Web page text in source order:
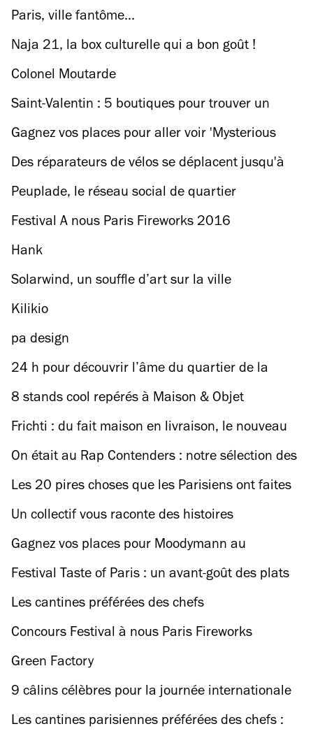
Paris, ville fantôme...
Naja 21, la box culturelle qui a bon goût !
Colonel Moutarde
Saint-Valentin : 5 boutiques pour trouver un
bijou
Gagnez vos places pour aller voir 'Mysterious
Object At Noon' !
Des réparateurs de vélos se déplacent jusqu'à
vous !
Peuplade, le réseau social de quartier
Festival A nous Paris Fireworks 2016
Hank
Solarwind, un souffle d’art sur la ville
Kilikio
pa design
24 h pour découvrir l’âme du quartier de la
Butte-aux-Cailles
8 stands cool repérés à Maison & Objet
Frichti : du fait maison en livraison, le nouveau
service à découvrir
On était au Rap Contenders : notre sélection des
meilleures punchlines
Les 20 pires choses que les Parisiens ont faites
bourrés
Un collectif vous raconte des histoires
gratuitement
Gagnez vos places pour Moodymann au
Badaboum !
Festival Taste of Paris : un avant-goût des plats
que les chefs ont concoctés
Les cantines préférées des chefs
Concours Festival à nous Paris Fireworks
Green Factory
9 câlins célèbres pour la journée internationale
du câlin
Les cantines parisiennes préférées des chefs :